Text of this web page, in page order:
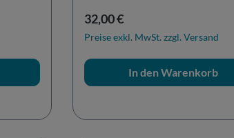
Regulärer Preis:
32,00 €
Preise exkl. MwSt. zzgl. Versand
In den Warenkorb